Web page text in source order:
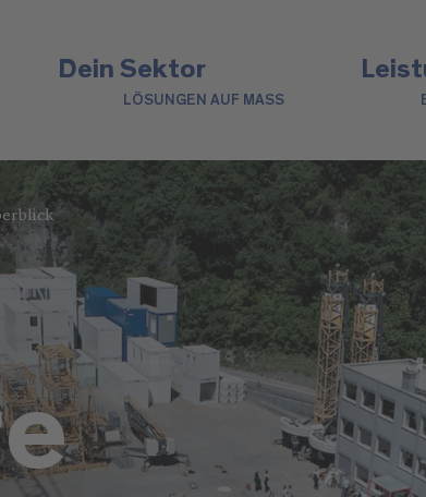
Dein Sektor
LÖSUNGEN AUF MASS